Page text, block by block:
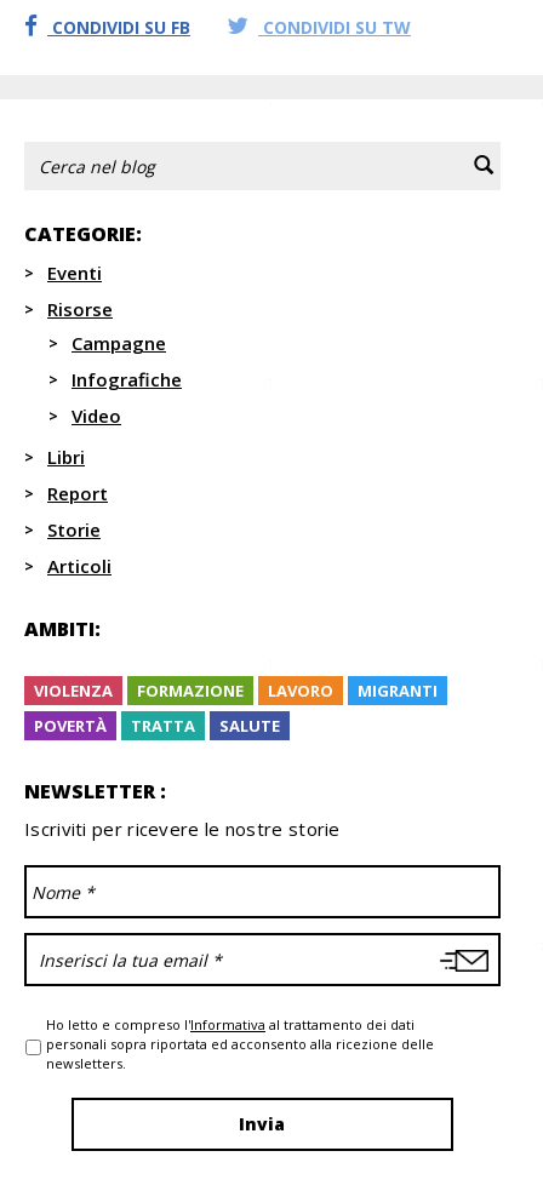
CONDIVIDI SU FB CONDIVIDI SU TW
CATEGORIE:
Eventi
Risorse
Campagne
Infografiche
Video
Libri
Report
Storie
Articoli
AMBITI:
VIOLENZA FORMAZIONE LAVORO
MIGRANTI
POVERTÀ
TRATTA SALUTE
NEWSLETTER :
Iscriviti per ricevere le nostre storie
Ho letto e compreso l'Informativa al trattamento dei dati
personali sopra riportata ed acconsento alla ricezione delle
newsletters.